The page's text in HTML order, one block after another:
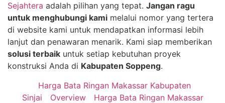
Sejahtera adalah pilihan yang tepat. Jangan ragu
untuk menghubungi kami melalui nomor yang tertera
di website kami untuk mendapatkan informasi lebih
lanjut dan penawaran menarik. Kami siap memberikan
solusi terbaik untuk setiap kebutuhan proyek
konstruksi Anda di Kabupaten Soppeng.
Harga Bata Ringan Makassar Kabupaten
Sinjai
Overview
Harga Bata Ringan Makassar